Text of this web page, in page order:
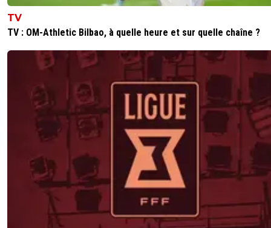
TV
TV : OM-Athletic Bilbao, à quelle heure et sur quelle chaîne ?